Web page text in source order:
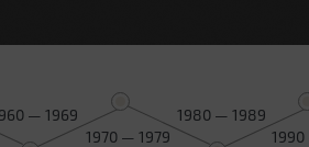
— 1969
1970 — 1979
1980 — 1989